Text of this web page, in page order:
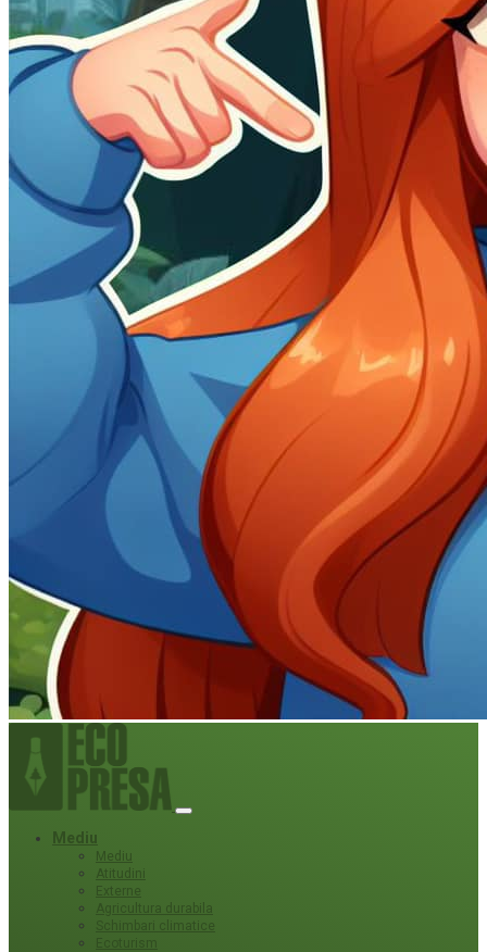
Mediu
Mediu
Atitudini
Externe
Agricultura durabila
Schimbari climatice
Ecoturism